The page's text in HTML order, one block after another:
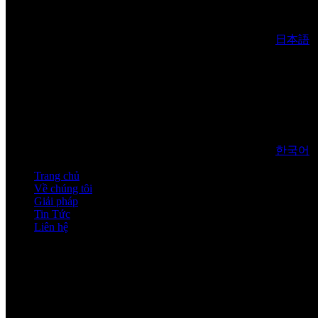
日本語
한국어
Trang chủ
Về chúng tôi
Giải pháp
Tin Tức
Liên hệ